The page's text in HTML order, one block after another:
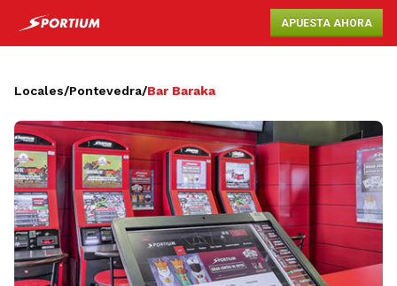
APUESTA AHORA
Locales/Pontevedra/Bar Baraka